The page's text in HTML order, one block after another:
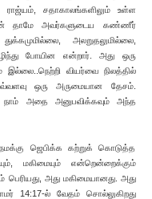
ராஜ்யம், சதாகாலங்களிலும் உள்ள
தாமே அவர்களுடைய கண்ணீர்
அலறுதலுமில்லை,
போயின என்றார். அது ஒரு
வியர்வை நிலத்தில்
ஒரு அருமையான தேசம்.
நாம் அதை அனுபவிக்கவும் அந்த
ஜெபிக்க கற்றுக் கொடுத்த
மகிமையும் என்றென்றைக்கும்
அது மகிமையானது. அது
14:17-ல் வேதம் சொல்லுகிறது